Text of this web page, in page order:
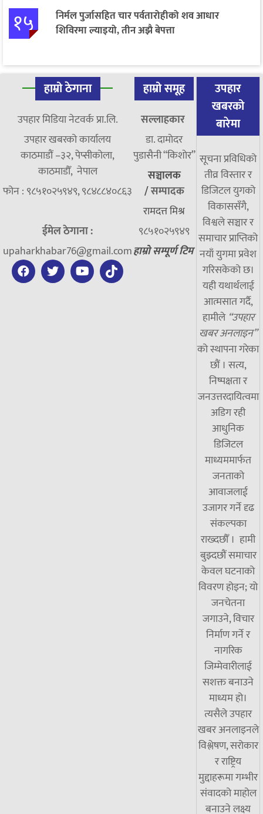
१५
निर्मल पुर्जासहित चार पर्वतारोहीको शव आधार
शिविरमा ल्याइयो, तीन अझै बेपत्ता
हाम्रो ठेगाना
उपहार मिडिया नेटवर्क प्रा.लि.
उपहार खबरको कार्यालय
काठमाडौं –३२, पेप्सीकोला,
काठमाडौँ, नेपाल
फोन : ९८५१०२५९४९, ९८४८८४०८६३
ईमेल ठेगाना :
upaharkhabar76@gmail.com
हाम्रो समूह
सल्लाहकार
डा. दामाेदर
पुडासैनी “किशाेर”
सञ्चालक
/सम्पादक
रामदत्त मिश्र
९८५१०२५९४९
हाम्रो सम्पूर्ण टिम
उपहार
खबरको
बारेमा
सूचना प्रविधिको
तीव्र विस्तार र
डिजिटल युगको
विकाससँगै,
विश्वले सञ्चार र
समाचार प्राप्तिको
नयाँ युगमा प्रवेश
गरिसकेको छ।
यही यथार्थलाई
आत्मसात गर्दै,
हामीले “उपहार
खबर अनलाइन”
को स्थापना गरेका
छौं । सत्य,
निष्पक्षता र
जनउत्तरदायित्वमा
अडिग रही
आधुनिक
डिजिटल
माध्यममार्फत
जनताको
आवाजलाई
उजागर गर्ने दृढ
संकल्पका
राख्दछौँ । हामी
बुझ्दछौं समाचार
केवल घटनाको
विवरण होइन; यो
जनचेतना
जगाउने, विचार
निर्माण गर्ने र
नागरिक
जिम्मेवारीलाई
सशक्त बनाउने
माध्यम हो।
त्यसैले उपहार
खबर अनलाइनले
विश्लेषण, सरोकार
र राष्ट्रिय
मुद्दाहरूमा गम्भीर
संवादको माहोल
बनाउने लक्ष्य